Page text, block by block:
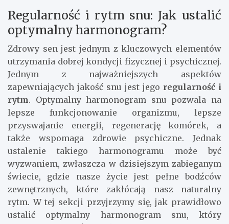
Regularność i rytm snu: Jak ustalić
optymalny harmonogram?
Zdrowy sen jest jednym z kluczowych elementów
utrzymania dobrej kondycji fizycznej i psychicznej.
Jednym z najważniejszych aspektów
zapewniających jakość snu jest jego regularność i
rytm. Optymalny harmonogram snu pozwala na
lepsze funkcjonowanie organizmu, lepsze
przyswajanie energii, regenerację komórek, a
także wspomaga zdrowie psychiczne. Jednak
ustalenie takiego harmonogramu może być
wyzwaniem, zwłaszcza w dzisiejszym zabieganym
świecie, gdzie nasze życie jest pełne bodźców
zewnętrznych, które zakłócają nasz naturalny
rytm. W tej sekcji przyjrzymy się, jak prawidłowo
ustalić optymalny harmonogram snu, który